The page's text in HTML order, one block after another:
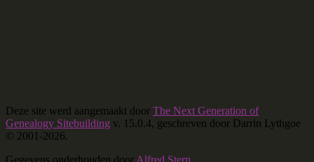
Deze site werd aangemaakt door The Next Generation of
Genealogy Sitebuilding v. 15.0.4, geschreven door Darrin Lythgoe
© 2001-2026.